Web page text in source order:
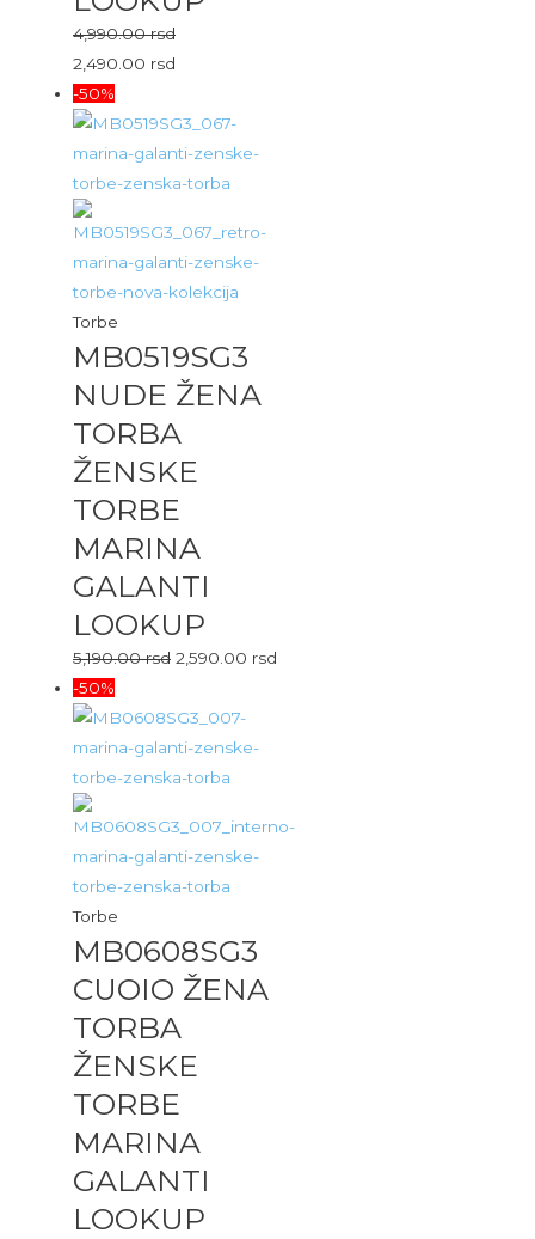
4,990.00rsd
2,490.00 rsd
-50%
Torbe
MB0519SG3
NUDE ŽENA
TORBA
ŽENSKE
TORBE
MARINA
GALANTI
LOOKUP
5,190.00rsd 2,590.00 rsd
-50%
Torbe
MB0608SG3
CUOIO ŽENA
TORBA
ŽENSKE
TORBE
MARINA
GALANTI
LOOKUP